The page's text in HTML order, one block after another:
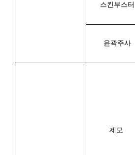
스킨부스터
윤곽주사
제모